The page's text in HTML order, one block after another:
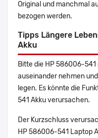
Original und manchmal
bezogen werden.
Tipps Längere
Akku
Bitte die HP 586006-
auseinander nehmen
legen. Es könnte die
541 Akku verursachen.
Der Kurzschluss
HP 586006-541 Laptop